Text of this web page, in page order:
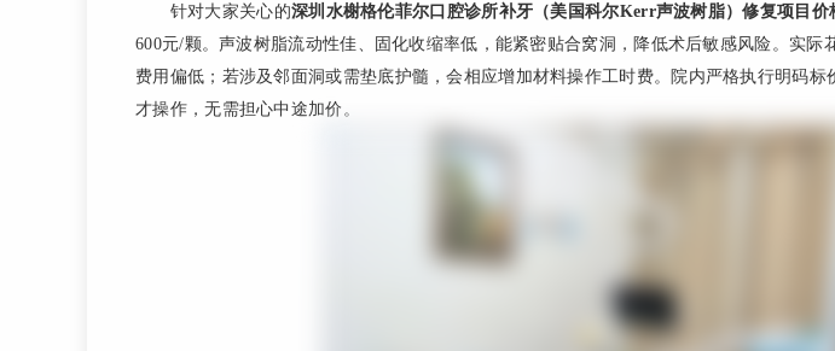
针对大家关心的深圳水榭格伦菲尔口腔诊所补牙（美国科尔Kerr声波树脂）修复项目价
600元/颗。声波树脂流动性佳、固化收缩率低，能紧密贴合窝洞，降低术后敏感风险。实际
费用偏低；若涉及邻面洞或需垫底护髓，会相应增加材料操作工时费。院内严格执行明码
才操作，无需担心中途加价。